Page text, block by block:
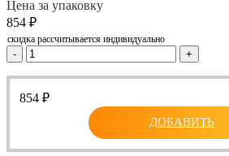
Цена за упаковку
854 ₽
скидка рассчитывается индивидуально
- +
854 ₽
ДОБАВИТЬ